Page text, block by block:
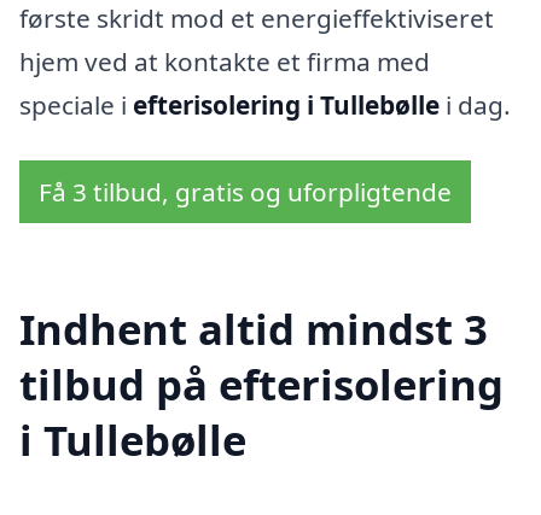
første skridt mod et energieffektiviseret
hjem ved at kontakte et firma med
speciale i efterisolering i Tullebølle i dag.
Få 3 tilbud, gratis og uforpligtende
Indhent altid mindst 3
tilbud på efterisolering
i Tullebølle